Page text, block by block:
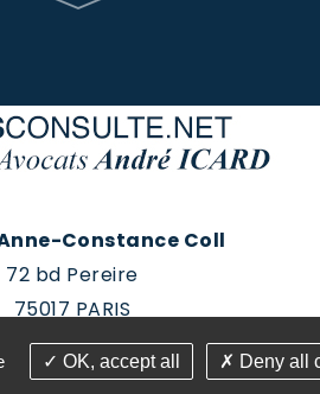
Constance Coll
72 bd Pereire
75017 PARIS
: 01 60 88 18 78
Absolute Communication
OK, accept all Deny all